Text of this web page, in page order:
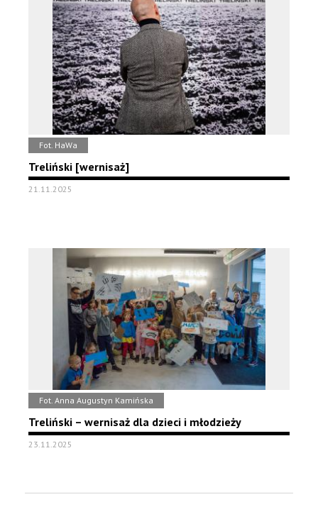
Fot. HaWa
Treliński [wernisaż]
21.11.2025
Fot. Anna Augustyn Kamińska
Treliński – wernisaż dla dzieci i młodzieży
23.11.2025